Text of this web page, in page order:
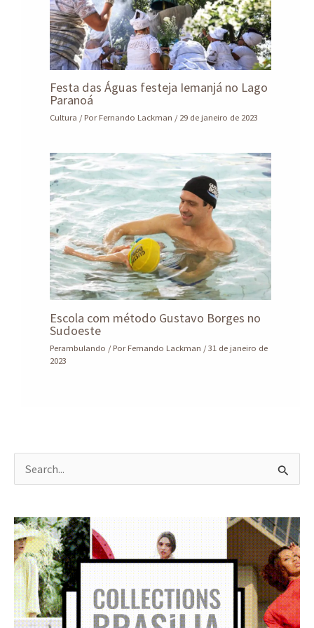
Festa das Águas festeja Iemanjá no Lago
Paranoá
Cultura / PorFernando Lackman /29 de janeiro de 2023
Escola com método Gustavo Borges no
Sudoeste
Perambulando / PorFernando Lackman /31 de janeiro de
2023
s
q
u
i
s